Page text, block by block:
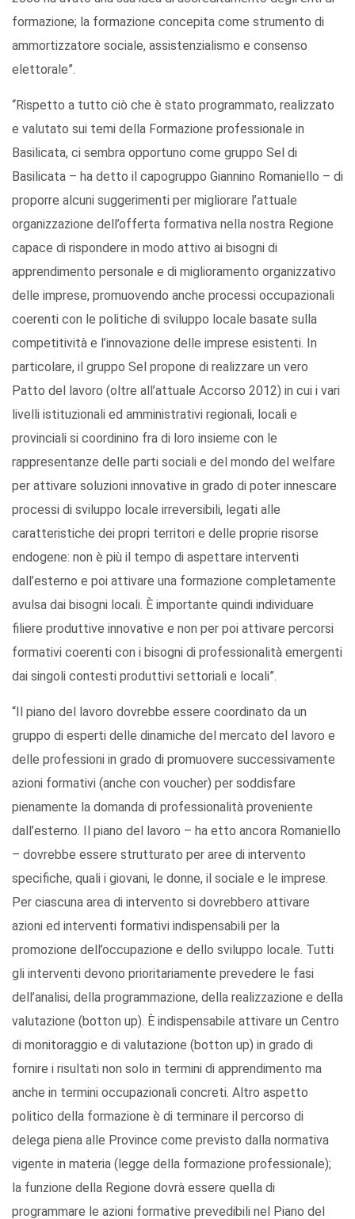
formazione; la formazione concepita come strumento di
ammortizzatore sociale, assistenzialismo e consenso
elettorale”.
“Rispetto a tutto ciò che è stato programmato, realizzato
e valutato sui temi della Formazione professionale in
Basilicata, ci sembra opportuno come gruppo Sel di
Basilicata – ha detto il capogruppo Giannino Romaniello – di
proporre alcuni suggerimenti per migliorare l’attuale
organizzazione dell’offerta formativa nella nostra Regione
capace di rispondere in modo attivo ai bisogni di
apprendimento personale e di miglioramento organizzativo
delle imprese, promuovendo anche processi occupazionali
coerenti con le politiche di sviluppo locale basate sulla
competitività e l’innovazione delle imprese esistenti. In
particolare, il gruppo Sel propone di realizzare un vero
Patto del lavoro (oltre all’attuale Accorso 2012) in cui i vari
livelli istituzionali ed amministrativi regionali, locali e
provinciali si coordinino fra di loro insieme con le
rappresentanze delle parti sociali e del mondo del welfare
per attivare soluzioni innovative in grado di poter innescare
processi di sviluppo locale irreversibili, legati alle
caratteristiche dei propri territori e delle proprie risorse
endogene: non è più il tempo di aspettare interventi
dall’esterno e poi attivare una formazione completamente
avulsa dai bisogni locali. È importante quindi individuare
filiere produttive innovative e non per poi attivare percorsi
formativi coerenti con i bisogni di professionalità emergenti
dai singoli contesti produttivi settoriali e locali”.
“Il piano del lavoro dovrebbe essere coordinato da un
gruppo di esperti delle dinamiche del mercato del lavoro e
delle professioni in grado di promuovere successivamente
azioni formativi (anche con voucher) per soddisfare
pienamente la domanda di professionalità proveniente
dall’esterno. Il piano del lavoro – ha etto ancora Romaniello
– dovrebbe essere strutturato per aree di intervento
specifiche, quali i giovani, le donne, il sociale e le imprese.
Per ciascuna area di intervento si dovrebbero attivare
azioni ed interventi formativi indispensabili per la
promozione dell’occupazione e dello sviluppo locale. Tutti
gli interventi devono prioritariamente prevedere le fasi
dell’analisi, della programmazione, della realizzazione e della
valutazione (botton up). È indispensabile attivare un Centro
di monitoraggio e di valutazione (botton up) in grado di
fornire i risultati non solo in termini di apprendimento ma
anche in termini occupazionali concreti. Altro aspetto
politico della formazione è di terminare il percorso di
delega piena alle Province come previsto dalla normativa
vigente in materia (legge della formazione professionale);
la funzione della Regione dovrà essere quella di
programmare le azioni formative prevedibili nel Piano del